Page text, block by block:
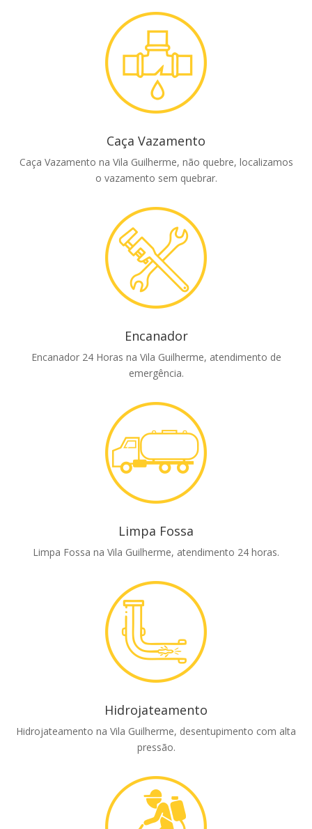
Caça Vazamento
Caça Vazamento na Vila Guilherme, não quebre, localizamos
o vazamento sem quebrar.
Encanador
Encanador 24 Horas na Vila Guilherme, atendimento de
emergência.
Limpa Fossa
Limpa Fossa na Vila Guilherme, atendimento 24 horas.
Hidrojateamento
Hidrojateamento na Vila Guilherme, desentupimento com alta
pressão.